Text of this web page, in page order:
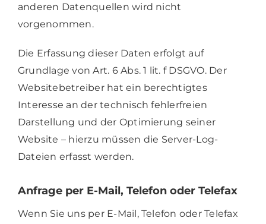
anderen Datenquellen wird nicht
vorgenommen.
Die Erfassung dieser Daten erfolgt auf
Grundlage von Art. 6 Abs. 1 lit. f DSGVO. Der
Websitebetreiber hat ein berechtigtes
Interesse an der technisch fehlerfreien
Darstellung und der Optimierung seiner
Website – hierzu müssen die Server-Log-
Dateien erfasst werden.
Anfrage per E-Mail, Telefon oder Telefax
Wenn Sie uns per E-Mail, Telefon oder Telefax